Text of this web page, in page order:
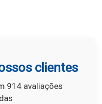
clientes
914 avaliações